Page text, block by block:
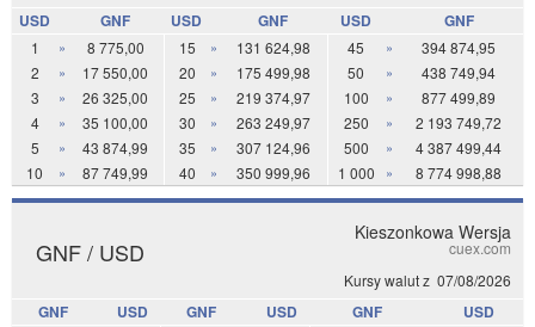
USD GNF USD GNF USD GNF
1 » 8 775,00 15 » 131 624,98 45 »
394 874,95
2
» 17 550,00 20 » 175 499,98 50 »
438 749,94
3
» 26 325,00 25 » 219 374,97 100 »
877 499,89
4
» 35 100,00 30 » 263 249,97 250 »
2 193 749,72
5
» 43 874,99 35 » 307 124,96 500 »
4 387 499,44
10
» 87 749,99 40 » 350 999,96 1 000 » 8 774 998,88
Kieszonkowa Wersja
cuex.com
Kursy walut z 07/08/2026
GNF / USD
GNF USD GNF USD GNF USD